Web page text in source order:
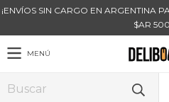
¡ENVÍOS SIN CARGO EN ARGENTINA
$AR
MENÚ